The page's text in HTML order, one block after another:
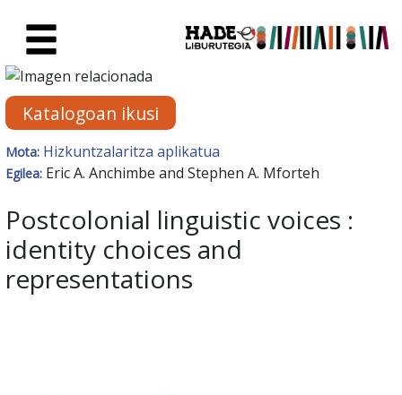
Eskuratu berriak Fitxa -
Katalogoan ikusi
Mota: Hizkuntzalaritza aplikatua
Egilea: Eric A. Anchimbe and Stephen A. Mforteh
Postcolonial linguistic voices :
identity choices and
representations